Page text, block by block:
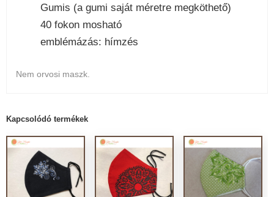
Gumis (a gumi saját méretre megköthető)
40 fokon mosható
emblémázás: hímzés
Nem orvosi maszk.
Kapcsolódó termékek